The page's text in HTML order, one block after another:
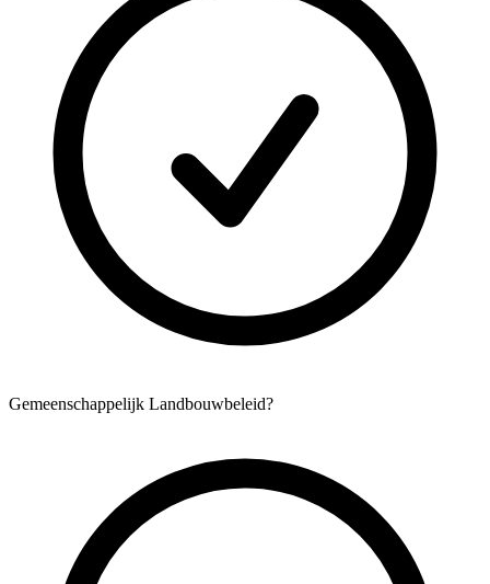
Gemeenschappelijk Landbouwbeleid?